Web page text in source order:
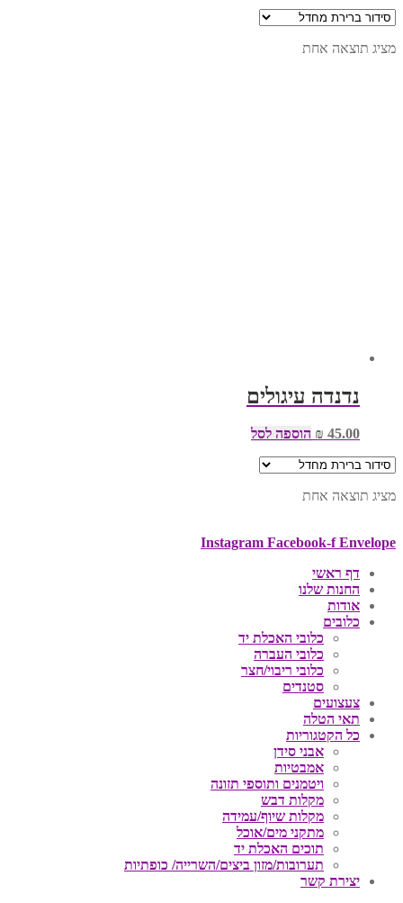
מציג תוצאה אחת
נדנדה עיגולים
₪ 45.00 הוספה לסל
מציג תוצאה אחת
Instagram Facebook-f Envelope
דף ראשי
החנות שלנו
אודות
כלובים
כלובי האכלת יד
כלובי העברה
כלובי ריבוי/חצר
סטנדים
צעצועים
תאי הטלה
כל הקטגוריות
אבני סידן
אמבטיות
ויטמנים ותוספי תזונה
מקלות דבש
מקלות שיוף/עמידה
מתקני מים/אוכל
תוכים האכלת יד
תערובות/מזון ביצים/השרייה/ כופתיות
יצירת קשר